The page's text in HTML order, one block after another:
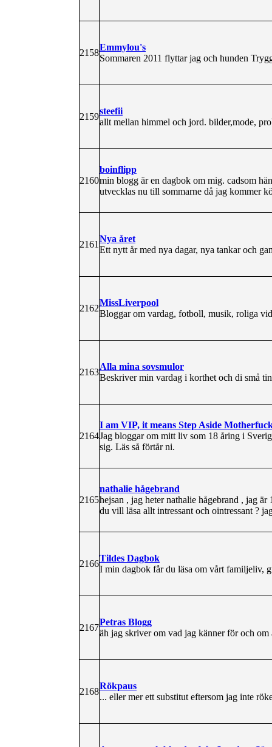
2158
Emmylou's
Sommaren 2011 flyttar jag och hunden
2159
steefii
allt mellan himmel och jord. bilder,mode,
2160
boinflipp
min blogg är en dagbok om mig. cadsom
utvecklas nu till sommarne då jag kommer
2161
Nya året
Ett nytt år med nya dagar, nya tankar och
2162
MissLiverpool
Bloggar om vardag, fotboll, musik, roliga
2163
Alla mina sovsmulor
Beskriver min vardag i korthet och di små
2164
I am VIP, it means Step Aside
Jag bloggar om mitt liv som 18 åring i
sig. Läs så förtår ni.
2165
nathalie hågebrand
hejsan , jag heter nathalie hågebrand , jag
du vill läsa allt intressant och ointressant ?
2166
Tildes Dagbok
I min dagbok får du läsa om vårt familjeliv,
2167
Petras Blogg
äh jag skriver om vad jag känner för och
2168
Rökpaus
... eller mer ett substitut eftersom jag inte